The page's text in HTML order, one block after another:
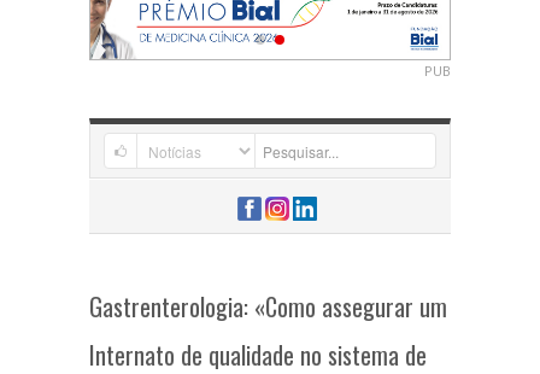
PUB
Gastrenterologia: «Como assegurar um
Internato de qualidade no sistema de